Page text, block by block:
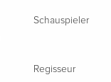
Schauspieler
Regisseur